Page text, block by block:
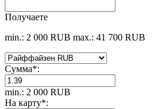
Получаете
min.: 2 000 RUB max.: 41 700 RUB
Сумма*:
min.: 2 000 RUB
На карту*: